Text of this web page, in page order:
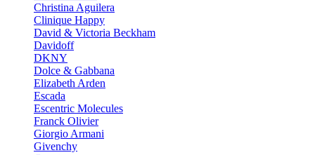
Christina Aguilera
Clinique Happy
David & Victoria Beckham
Davidoff
DKNY
Dolce & Gabbana
Elizabeth Arden
Escada
Escentric Molecules
Franck Olivier
Giorgio Armani
Givenchy